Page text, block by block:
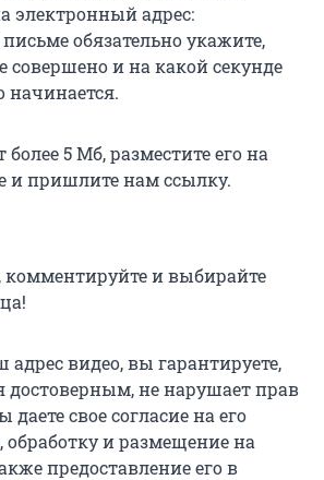
электронный адрес:
обязательно укажите,
совершено и на какой секунде
начинается.
более 5 Мб, разместите его на
и пришлите нам ссылку.
комментируйте и выбирайте
видео, вы гарантируете,
достоверным, не нарушает прав
свое согласие на его
обработку и размещение на
предоставление его в